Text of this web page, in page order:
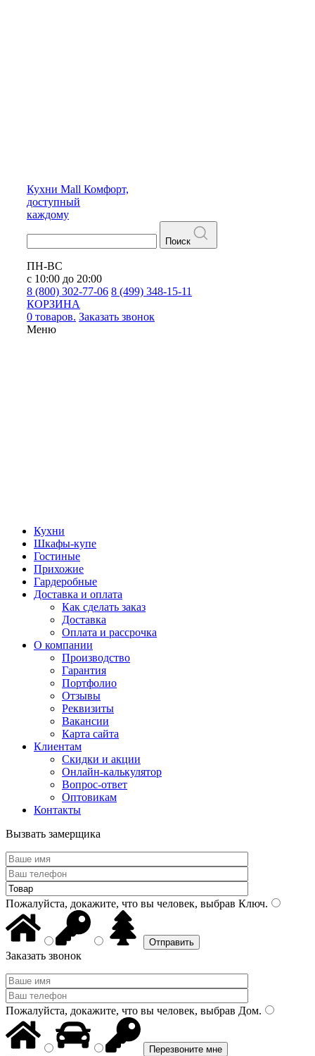
Кухни Mall Комфорт,
доступный
каждому
Поиск
ПН-ВС
с 10:00 до 20:00
8 (800) 302-77-06 8 (499) 348-15-11
КОРЗИНА
0 товаров. Заказать звонок
Меню
Кухни
Шкафы-купе
Гостиные
Прихожие
Гардеробные
Доставка и оплата
Как сделать заказ
Доставка
Оплата и рассрочка
О компании
Производство
Гарантия
Портфолио
Отзывы
Реквизиты
Вакансии
Карта сайта
Клиентам
Скидки и акции
Онлайн-калькулятор
Вопрос-ответ
Оптовикам
Контакты
Вызвать замерщика
Пожалуйста, докажите, что вы человек, выбрав Ключ.
Заказать звонок
Пожалуйста, докажите, что вы человек, выбрав Дом.